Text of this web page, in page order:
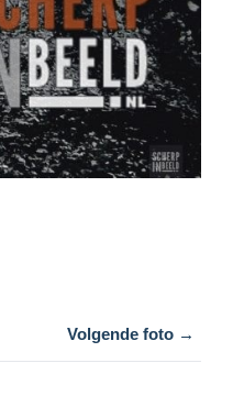
Volgende foto →